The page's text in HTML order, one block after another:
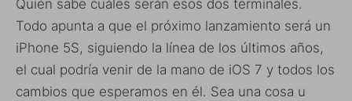
Quién sabe cuáles serán esos dos terminales.
Todo apunta a que el próximo lanzamiento será un
iPhone 5S, siguiendo la línea de los últimos años,
el cual podría venir de la mano de iOS 7 y todos los
cambios que esperamos en él. Sea una cosa u